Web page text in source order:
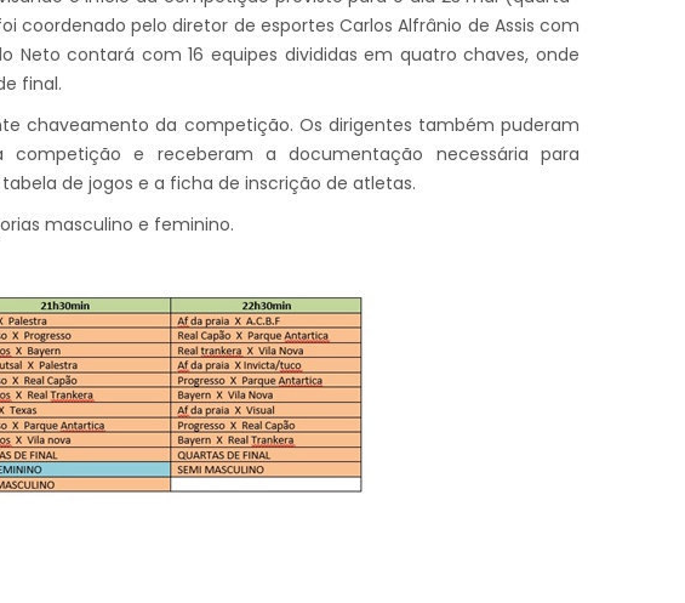
coordenado pelo diretor de esportes Carlos Alfrânio de Assis com
Neto contará com 16 equipes divididas em quatro chaves, onde
final.
chaveamento da competição. Os dirigentes também puderam
e receberam a documentação necessária para
de jogos e a ficha de inscrição de atletas.
masculino e feminino.